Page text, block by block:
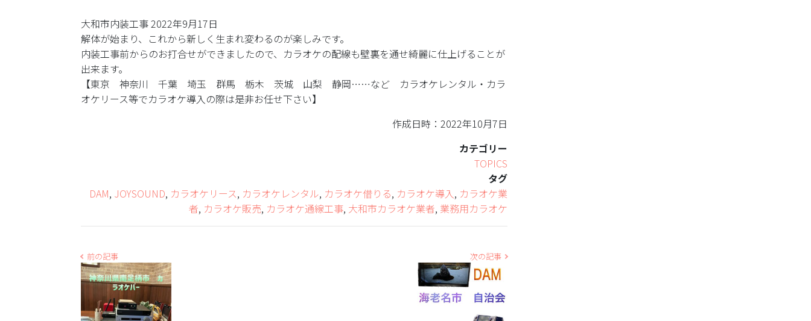
大和市内装工事 2022年9月17日
解体が始まり、これから新しく生まれ変わるのが楽しみです。
内装工事前からのお打合せができましたので、カラオケの配線も壁裏を通せ綺麗に仕上げることが
出来ます。
【東京 神奈川 千葉 埼玉 群馬 栃木 茨城 山梨 静岡……など カラオケレンタル・カラ
オケリース等でカラオケ導入の際は是非お任せ下さい】
作成日時：2022年10月7日
カテゴリー
TOPICS
タグ
DAM, JOYSOUND, カラオケリース, カラオケレンタル, カラオケ借りる, カラオケ導入, カラオケ業
者, カラオケ販売, カラオケ通線工事, 大和市カラオケ業者, 業務用カラオケ
前の記事 次の記事